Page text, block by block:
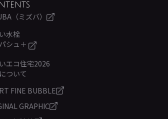
（ミズバ）
水栓
シュ＋
エコ住宅2026
ついて
FINE BUBBLE
GRAPHIC